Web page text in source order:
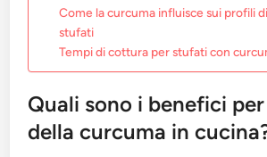
Come la curcuma influisce sui profili
stufati
Tempi di cottura per stufati con
Quali sono i benefici
della curcuma in